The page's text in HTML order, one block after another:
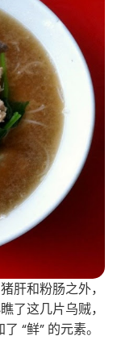
肝和粉肠之外，
了这几片乌贼，
“鲜” 的元素。